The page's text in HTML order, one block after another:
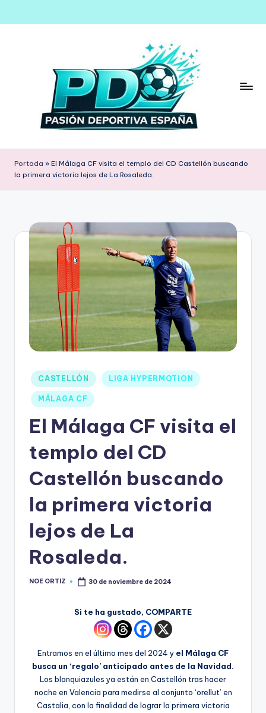
Saltar
Portada » El Málaga CF visita el templo del CD Castellón buscando
la primera victoria lejos de La Rosaleda.
CASTELLÓN LIGA HYPERMOTION
MÁLAGA CF
El Málaga CF visita el
templo del CD
Castellón buscando
la primera victoria
lejos de La
Rosaleda.
NOE ORTIZ 30 de noviembre de 2024
Si te ha gustado, COMPARTE
Entramos en el último mes del 2024 y el Málaga CF
busca un ‘regalo’ anticipado antes de la Navidad.
Los blanquiazules ya están en Castellón tras hacer
noche en Valencia para medirse al conjunto ‘orellut’ en
Castalia, con la finalidad de lograr la primera victoria